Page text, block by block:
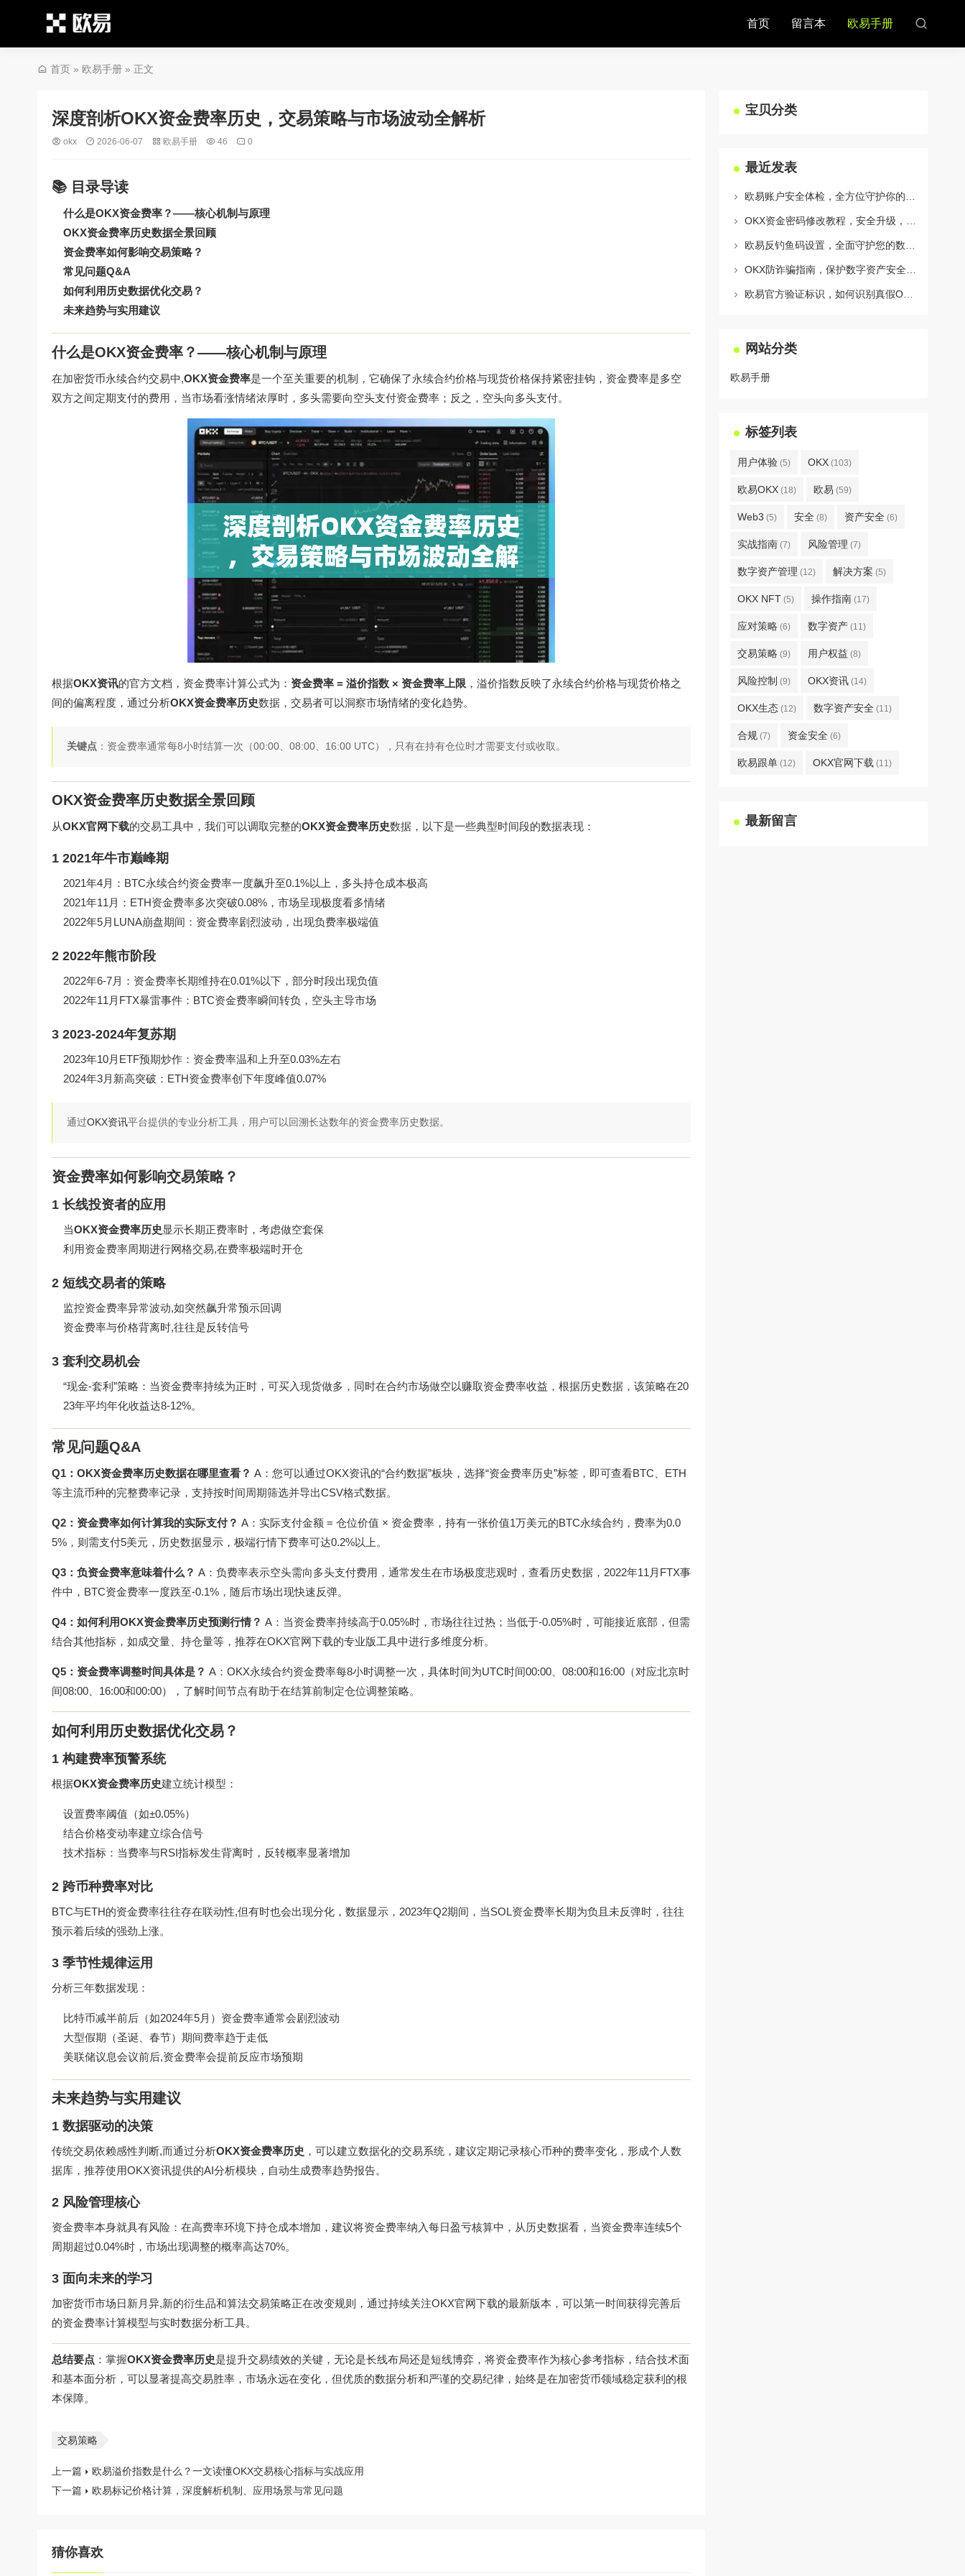
首页 留言本 欧易手册
首页 » 欧易手册 » 正文
深度剖析OKX资金费率历史，交易策略与市场波动全解析
okx 2026-06-07 欧易手册 46 0
📚 目录导读
什么是OKX资金费率？——核心机制与原理
OKX资金费率历史数据全景回顾
资金费率如何影响交易策略？
常见问题Q&A
如何利用历史数据优化交易？
未来趋势与实用建议
什么是OKX资金费率？——核心机制与原理
在加密货币永续合约交易中,OKX资金费率是一个至关重要的机制，它确保了永续合约价格与现货价格保持紧密挂钩，资金费率是多空
双方之间定期支付的费用，当市场看涨情绪浓厚时，多头需要向空头支付资金费率；反之，空头向多头支付。
根据OKX资讯的官方文档，资金费率计算公式为： 资金费率 = 溢价指数 × 资金费率上限 ，溢价指数反映了永续合约价格与现货价格之
间的偏离程度，通过分析OKX资金费率历史数据，交易者可以洞察市场情绪的变化趋势。
关键点 ：资金费率通常每8小时结算一次（00:00、08:00、16:00 UTC），只有在持有仓位时才需要支付或收取。
OKX资金费率历史数据全景回顾
从OKX官网下载的交易工具中，我们可以调取完整的OKX资金费率历史数据，以下是一些典型时间段的数据表现：
1 2021年牛市巅峰期
2021年4月：BTC永续合约资金费率一度飙升至0.1%以上，多头持仓成本极高
2021年11月：ETH资金费率多次突破0.08%，市场呈现极度看多情绪
2022年5月LUNA崩盘期间：资金费率剧烈波动，出现负费率极端值
2 2022年熊市阶段
2022年6-7月：资金费率长期维持在0.01%以下，部分时段出现负值
2022年11月FTX暴雷事件：BTC资金费率瞬间转负，空头主导市场
3 2023-2024年复苏期
2023年10月ETF预期炒作：资金费率温和上升至0.03%左右
2024年3月新高突破：ETH资金费率创下年度峰值0.07%
通过OKX资讯平台提供的专业分析工具，用户可以回溯长达数年的资金费率历史数据。
资金费率如何影响交易策略？
1 长线投资者的应用
当OKX资金费率历史 显示长期正费率时，考虑做空套保
利用资金费率周期进行网格交易,在费率极端时开仓
2 短线交易者的策略
监控资金费率异常波动,如突然飙升常预示回调
资金费率与价格背离时,往往是反转信号
3 套利交易机会
“现金-套利”策略：当资金费率持续为正时，可买入现货做多，同时在合约市场做空以赚取资金费率收益，根据历史数据，该策略在20
23年平均年化收益达8-12%。
常见问题Q&A
Q1：OKX资金费率历史数据在哪里查看？ A：您可以通过OKX资讯的“合约数据”板块，选择“资金费率历史”标签，即可查看BTC、ETH
等主流币种的完整费率记录，支持按时间周期筛选并导出CSV格式数据。
Q2：资金费率如何计算我的实际支付？ A：实际支付金额 = 仓位价值 × 资金费率，持有一张价值1万美元的BTC永续合约，费率为0.0
5%，则需支付5美元，历史数据显示，极端行情下费率可达0.2%以上。
Q3：负资金费率意味着什么？ A：负费率表示空头需向多头支付费用，通常发生在市场极度悲观时，查看历史数据，2022年11月FTX事
件中，BTC资金费率一度跌至-0.1%，随后市场出现快速反弹。
Q4：如何利用OKX资金费率历史预测行情？ A：当资金费率持续高于0.05%时，市场往往过热；当低于-0.05%时，可能接近底部，但需
结合其他指标，如成交量、持仓量等，推荐在OKX官网下载的专业版工具中进行多维度分析。
Q5：资金费率调整时间具体是？ A：OKX永续合约资金费率每8小时调整一次，具体时间为UTC时间00:00、08:00和16:00（对应北京时
间08:00、16:00和00:00），了解时间节点有助于在结算前制定仓位调整策略。
如何利用历史数据优化交易？
1 构建费率预警系统
根据OKX资金费率历史建立统计模型：
设置费率阈值（如±0.05%）
结合价格变动率建立综合信号
技术指标：当费率与RSI指标发生背离时，反转概率显著增加
2 跨币种费率对比
BTC与ETH的资金费率往往存在联动性,但有时也会出现分化，数据显示，2023年Q2期间，当SOL资金费率长期为负且未反弹时，往往
预示着后续的强劲上涨。
3 季节性规律运用
分析三年数据发现：
比特币减半前后（如2024年5月）资金费率通常会剧烈波动
大型假期（圣诞、春节）期间费率趋于走低
美联储议息会议前后,资金费率会提前反应市场预期
未来趋势与实用建议
1 数据驱动的决策
传统交易依赖感性判断,而通过分析OKX资金费率历史 ，可以建立数据化的交易系统，建议定期记录核心币种的费率变化，形成个人数
据库，推荐使用OKX资讯提供的AI分析模块，自动生成费率趋势报告。
2 风险管理核心
资金费率本身就具有风险：在高费率环境下持仓成本增加，建议将资金费率纳入每日盈亏核算中，从历史数据看，当资金费率连续5个
周期超过0.04%时，市场出现调整的概率高达70%。
3 面向未来的学习
加密货币市场日新月异,新的衍生品和算法交易策略正在改变规则，通过持续关注OKX官网下载的最新版本，可以第一时间获得完善后
的资金费率计算模型与实时数据分析工具。
总结要点 ：掌握OKX资金费率历史是提升交易绩效的关键，无论是长线布局还是短线博弈，将资金费率作为核心参考指标，结合技术面
和基本面分析，可以显著提高交易胜率，市场永远在变化，但优质的数据分析和严谨的交易纪律，始终是在加密货币领域稳定获利的根
本保障。
交易策略
上一篇
欧易溢价指数是什么？一文读懂OKX交易核心指标与实战应用
下一篇
欧易标记价格计算，深度解析机制、应用场景与常见问题
猜你喜欢
宝贝分类
最近发表
网站分类
欧易手册
标签列表
用户体验 (5) OKX (103)
欧易OKX (18) 欧易 (59)
Web3 (5) 安全 (8) 资产安全 (6)
实战指南 (7) 风险管理 (7)
数字资产管理 (12) 解决方案 (5)
OKX NFT (5) 操作指南 (17)
应对策略 (6) 数字资产 (11)
交易策略 (9) 用户权益 (8)
风险控制 (9) OKX资讯 (14)
OKX生态 (12) 数字资产安全 (11)
合规 (7) 资金安全 (6)
欧易跟单 (12) OKX官网下载 (11)
最新留言